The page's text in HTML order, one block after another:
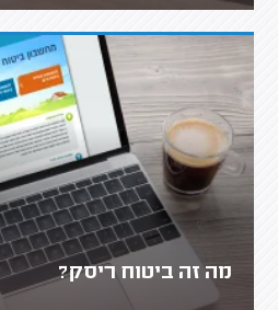
מה זה ביטוח ריסק?